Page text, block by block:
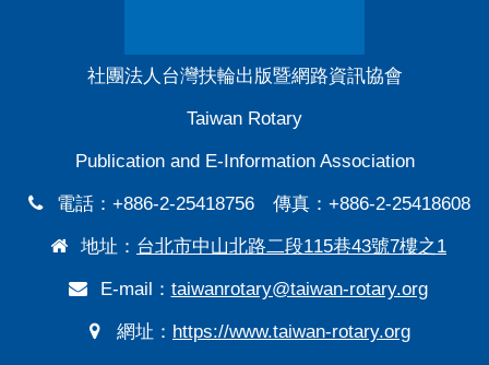
社團法人台灣扶輪出版暨網路資訊協會
Taiwan Rotary
Publication and E-Information Association
電話：+886-2-25418756 傳真：+886-2-25418608
地址： 台北市中山北路二段115巷43號7樓之1
E-mail： taiwanrotary@taiwan-rotary.org
網址： https://www.taiwan-rotary.org